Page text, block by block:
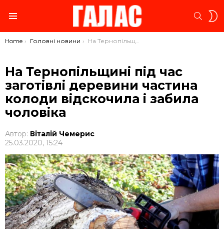
You are here:
Home Головні новини На Тернопільщині під час заготівлі деревини частина колоди відскочила і забила чоловіка
На Тернопільщині під час
заготівлі деревини частина
колоди відскочила і забила
чоловіка
Автор: Віталій Чемерис
25.03.2020, 15:24